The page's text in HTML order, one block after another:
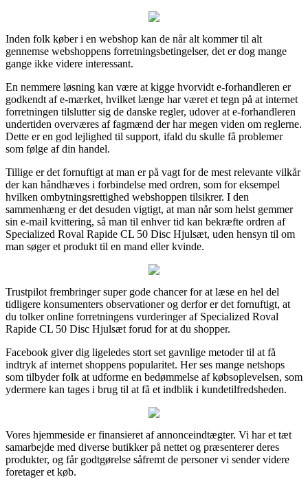
Inden folk køber i en webshop kan de når alt kommer til alt
gennemse webshoppens forretningsbetingelser, det er dog mange
gange ikke videre interessant.
En nemmere løsning kan være at kigge hvorvidt e-forhandleren er
godkendt af e-mærket, hvilket længe har været et tegn på at internet
forretningen tilslutter sig de danske regler, udover at e-forhandleren
undertiden overværes af fagmænd der har megen viden om reglerne.
Dette er en god lejlighed til support, ifald du skulle få problemer
som følge af din handel.
Tillige er det fornuftigt at man er på vagt for de mest relevante vilkår
der kan håndhæves i forbindelse med ordren, som for eksempel
hvilken ombytningsrettighed webshoppen tilsikrer. I den
sammenhæng er det desuden vigtigt, at man når som helst gemmer
sin e-mail kvittering, så man til enhver tid kan bekræfte ordren af
Specialized Roval Rapide CL 50 Disc Hjulsæt, uden hensyn til om
man søger et produkt til en mand eller kvinde.
Trustpilot frembringer super gode chancer for at læse en hel del
tidligere konsumenters observationer og derfor er det fornuftigt, at
du tolker online forretningens vurderinger af Specialized Roval
Rapide CL 50 Disc Hjulsæt forud for at du shopper.
Facebook giver dig ligeledes stort set gavnlige metoder til at få
indtryk af internet shoppens popularitet. Her ses mange netshops
som tilbyder folk at udforme en bedømmelse af købsoplevelsen, som
ydermere kan tages i brug til at få et indblik i kundetilfredsheden.
Vores hjemmeside er finansieret af annonceindtægter. Vi har et tæt
samarbejde med diverse butikker på nettet og præsenterer deres
produkter, og får godtgørelse såfremt de personer vi sender videre
foretager et køb.